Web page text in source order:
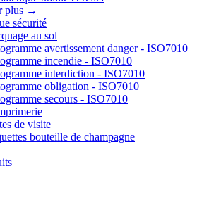
plus →
sécurité
au sol
avertissement danger - ISO7010
incendie - ISO7010
interdiction - ISO7010
obligation - ISO7010
secours - ISO7010
de visite
bouteille de champagne